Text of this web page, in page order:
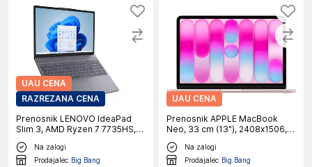
UAU CENA
RAZREZANA CENA
Prenosnik LENOVO IdeaPad
Slim 3, AMD Ryzen 7 7735HS,
38 cm (15"), WQXGA OLED, 16
GB RAM, 1 TB SSD, W11H, siv
Na zalogi
Prodajalec Big Bang
UAU CENA
Prenosnik APPLE MacBook
Neo, 33 cm (13"), 2408x1506,
IPS, A18 Pro (6/5), 8 GB RAM,
512 GB SSD, Touch ID, Blush,
macOS, CRO
Na zalogi
Prodajalec Big Bang